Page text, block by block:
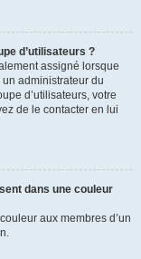
d’utilisateurs ?
assigné lorsque
administrateur du
d’utilisateurs, votre
de le contacter en lui
dans une couleur
aux membres d’un